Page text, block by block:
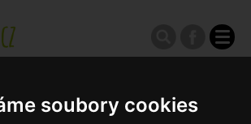
soubory cookies
do ZŠ 2026/27